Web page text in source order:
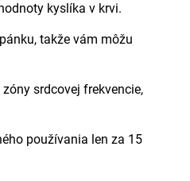
kyslíka v krvi.
takže vám môžu
srdcovej frekvencie,
používania len za 15